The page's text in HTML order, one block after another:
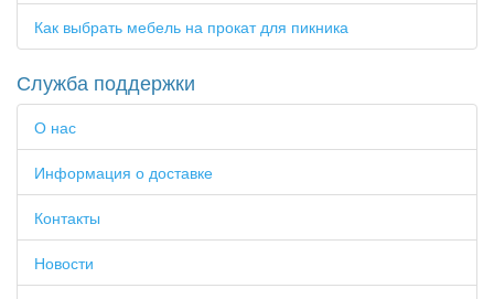
Как выбрать мебель на прокат для пикника
Служба поддержки
О нас
Информация о доставке
Контакты
Новости